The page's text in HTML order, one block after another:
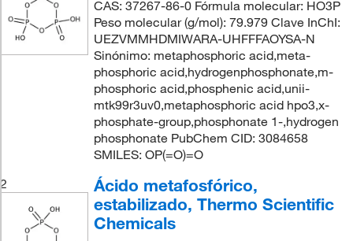
CAS: 37267-86-0 Fórmula molecular: HO3P
Peso molecular (g/mol): 79.979 Clave InChI:
UEZVMMHDMIWARA-UHFFFAOYSA-N
Sinónimo: metaphosphoric acid,meta-
phosphoric acid,hydrogenphosphonate,m-
phosphoric acid,phosphenic acid,unii-
mtk99r3uv0,metaphosphoric acid hpo3,x-
phosphate-group,phosphonate 1-,hydrogen
phosphonate PubChem CID: 3084658
SMILES: OP(=O)=O
2
Ácido metafosfórico,
estabilizado, Thermo Scientific
Chemicals